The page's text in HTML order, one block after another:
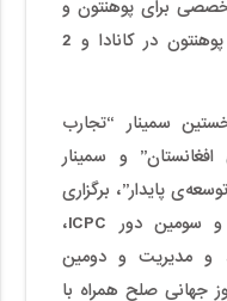
برای پوهنتون و
پوهنحی‌ها، امضاء تفاهم‌نامه با 5 پوهنتون در کانادا و 2
سمینار “تجارب
و سمینار
پایدار”، برگزاری
نخستین دور مسابقات پل‌مکرانی و سومین دور ICPC،
و مدیریت و دومین
جهانی صلح همراه با